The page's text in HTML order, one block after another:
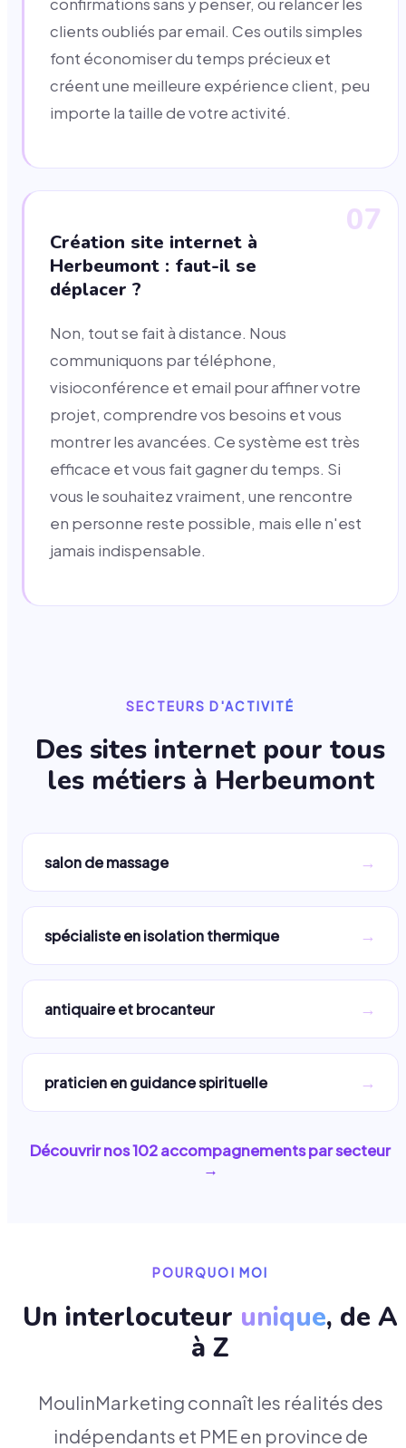
confirmations sans y penser, ou relancer les
clients oubliés par email. Ces outils simples
font économiser du temps précieux et
créent une meilleure expérience client, peu
importe la taille de votre activité.
07
Création site internet à
Herbeumont : faut-il se
déplacer ?
Non, tout se fait à distance. Nous
communiquons par téléphone,
visioconférence et email pour affiner votre
projet, comprendre vos besoins et vous
montrer les avancées. Ce système est très
efficace et vous fait gagner du temps. Si
vous le souhaitez vraiment, une rencontre
en personne reste possible, mais elle n'est
jamais indispensable.
SECTEURS D'ACTIVITÉ
Des sites internet pour tous
les métiers à Herbeumont
salon de massage →
spécialiste en isolation thermique →
antiquaire et brocanteur →
praticien en guidance spirituelle →
Découvrir nos102accompagnements par secteur
→
POURQUOI MOI
Un interlocuteur unique, de A
à Z
MoulinMarketing connaît les réalités des
indépendants et PME en province de